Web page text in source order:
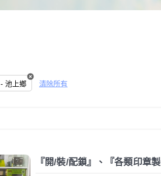
台東縣 - 池上鄉 清除所有
『開/裝/配鎖』、『各類印章